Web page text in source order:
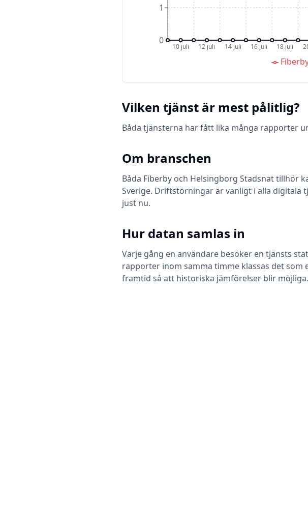
10 juli 12 juli 14 juli 16 juli 18 juli
0
1
Vilken tjänst är mest pålitlig?
Båda tjänsterna har fått lika många rapporter
Om branschen
Båda Fiberby och Helsingborg Stadsnattillhör
Sverige. Driftstörningar är vanligt i alla digitala
just nu.
Hur datan samlas in
Varje gång en användare besöker en tjänsts
rapporter inom samma timme klassas det
framtid så att historiska jämförelser blir möjliga.